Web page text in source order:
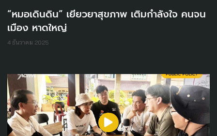
“หมอเดินดิน” เยียวยาสุขภาพ เติมกำลังใจ คนจน
เมือง หาดใหญ่
4 ธันวาคม 2025